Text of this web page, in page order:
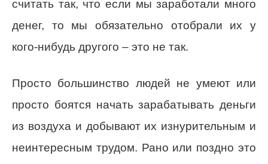
считать так, что если мы заработали много
денег, то мы обязательно отобрали их у
кого-нибудь другого – это не так.
Просто большинство людей не умеют или
просто боятся начать зарабатывать деньги
из воздуха и добывают их изнурительным и
неинтересным трудом. Рано или поздно это